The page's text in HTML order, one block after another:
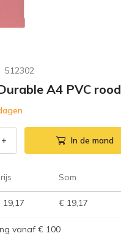
512302
A4 PVC rood
+ In de mand
Som
19,17 € 19,17
vanaf € 100